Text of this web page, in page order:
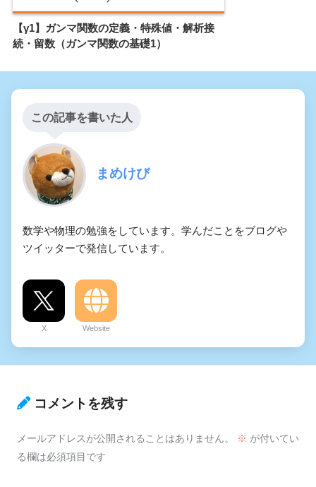
【γ1】ガンマ関数の定義・特殊値・解析接
続・留数（ガンマ関数の基礎1）
この記事を書いた人
まめけび
数学や物理の勉強をしています。学んだことをブログや
ツイッターで発信しています。
X Website
コメントを残す
メールアドレスが公開されることはありません。 ※ が付いてい
る欄は必須項目です